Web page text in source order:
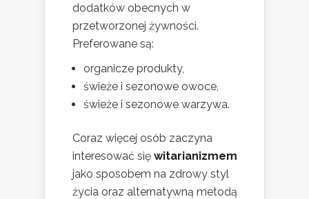
dodatków obecnych w
przetworzonej żywności.
Preferowane są:
organicze produkty,
świeże i sezonowe owoce,
świeże i sezonowe warzywa.
Coraz więcej osób zaczyna
interesować się witarianizmem
jako sposobem na zdrowy styl
życia oraz alternatywną metodą